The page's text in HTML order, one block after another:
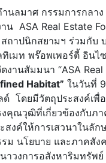
ลมาศ กรรมการกลา
น ASA Real Estate
ถาปนิกสยามฯ ร่วมกับ
ทิเมท พร๊อพเพอร์ตี้ อิน
งานสัมมนา “ASA
Habitat” ในวันที่
ด์ โดยมีวัตถุประสงค์เพื่
คุณวุฒิที่เกี่ยวข้องกับภ
งค์ให้การเสวนาในลัก
ม นโยบาย และภาคสัง
วงการอสังหาริมทรัพ